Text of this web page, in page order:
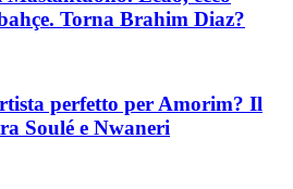
Torna Brahim Diaz?
perfetto per Amorim? Il
Soulé e Nwaneri